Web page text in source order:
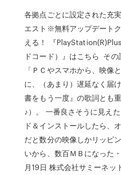
各拠点ごとに設定された充
エスト※無料アップデート
える！ 『
ドコード）』はこちら そ
「ＰＣやスマホから、映像
に、（あまり）遅延なく届
書をもう一度』の歌詞とも
♪）。 一番良さそうに見え
ド＆インストールしたら、
だと数分の映像しかリッピ
いから、数百ＭＢになった
月19日 株式会社サミーネッ